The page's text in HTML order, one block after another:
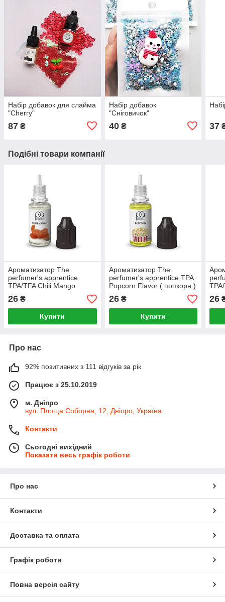
Набір добавок для слайма
"Cherry"
87 ₴
Набір добавок
"Сніговичок"
40₴ 37
Подібні товари компанії
Ароматизатор The
perfumer's apprentice
TPA/TFA Chili Mango
(Гостре манго)
26 ₴
Купити
Ароматизатор The
perfumer's apprentice TPA
Popcorn Flavor ( попкорн )
26₴
Купити
26
Про нас
92% позитивних з 111 відгуків за рік
Працює з 25.10.2019
м. Дніпро
вул. Площа Соборна, 12, Дніпро, Україна
Контакти
Сьогодні вихідний
Показати весь графік роботи
Про нас
Контакти
Доставка та оплата
Графік роботи
Повна версія сайту